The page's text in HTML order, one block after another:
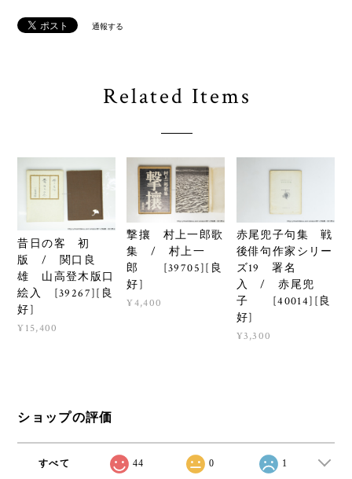
通報する
Related Items
昔日の客 初
版 / 関口良
雄 山高登木版口
絵入 [39267][良
好]
¥15,400
撃攘 村上一郎歌
集 / 村上一
郎 [39705][良
好]
¥4,400
赤尾兜子句集 戦
後俳句作家シリー
ズ19 署名
入 / 赤尾兜
子 [40014][良
好]
¥3,300
ショップの評価
すべて 44 0 1